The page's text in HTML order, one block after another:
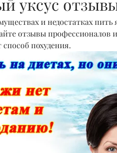
и недостатках пить
отзывы профессионалов
похудения.